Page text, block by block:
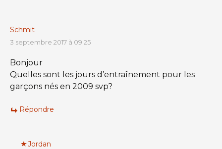
Schmit
3 septembre 2017 à 09:25
Bonjour
Quelles sont les jours d’entraînement pour les
garçons nés en 2009 svp?
Répondre
Jordan